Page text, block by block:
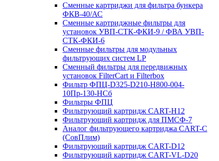
Сменные картриджи для фильтра бункера
ФКВ-40/АС
Сменные картриджные фильтры для
установок УВП-СТК-ФКИ-9 / ФВА УВП-
СТК-ФКИ-6
Сменные фильтры для модульных
фильтрующих систем LP
Сменный фильтры для передвижных
установок FilterCart и Filterbox
Фильтр ФПЦ-D325-D210-H800-004-
10Пр-130-НСб
Фильтры ФПЦ
Фильтрующий картридж CART-H12
Фильтрующий картридж для ПМСФ-7
Аналог фильтрующего картриджа CART-C
(СовПлим)
Фильтрующий картридж CART-D12
Фильтрующий картридж CART-VL-D20